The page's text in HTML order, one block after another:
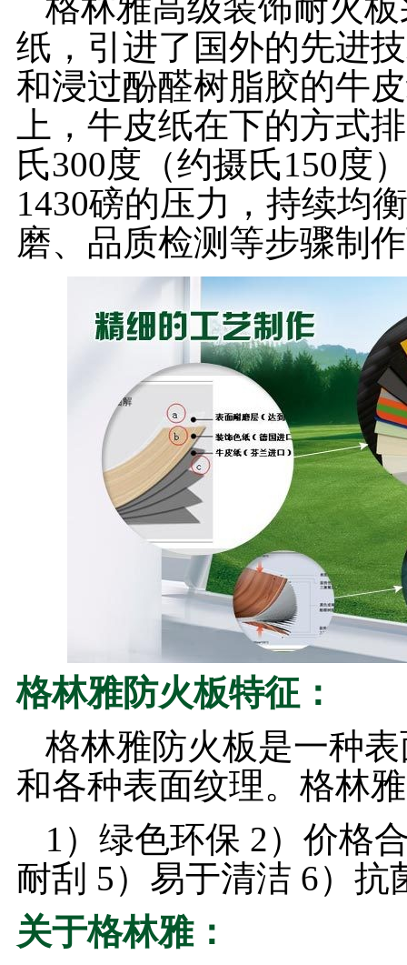
格林雅高级装饰耐火
纸，引进了国外的先进
和浸过酚醛树脂胶的牛
上，牛皮纸在下的方式
氏300度（约摄氏150度
1430磅的压力，持续均
磨、品质检测等步骤制
格林雅防火板特征：
格林雅防火板是一种
和各种表面纹理。格林
1）绿色环保 2）价格
耐刮 5）易于清洁 6）抗
关于格林雅：